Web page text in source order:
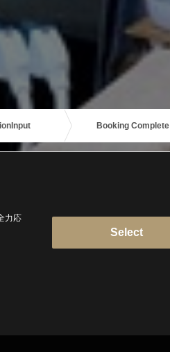
Input Booking Complete
力応
Select